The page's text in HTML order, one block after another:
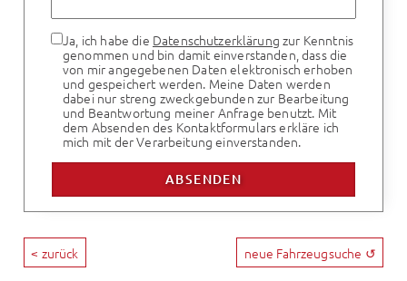
Ja, ich habe die Datenschutzerklärung zur Kenntnis
genommen und bin damit einverstanden, dass die
von mir angegebenen Daten elektronisch erhoben
und gespeichert werden. Meine Daten werden
dabei nur streng zweckgebunden zur Bearbeitung
und Beantwortung meiner Anfrage benutzt. Mit
dem Absenden des Kontaktformulars erkläre ich
mich mit der Verarbeitung einverstanden.
< zurück neue Fahrzeugsuche ↺